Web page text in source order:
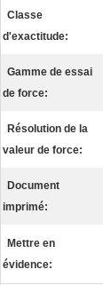
Classe
d'exactitude:
Gamme de essai
de force:
Résolution de la
valeur de force:
Document
imprimé:
Mettre en
évidence: